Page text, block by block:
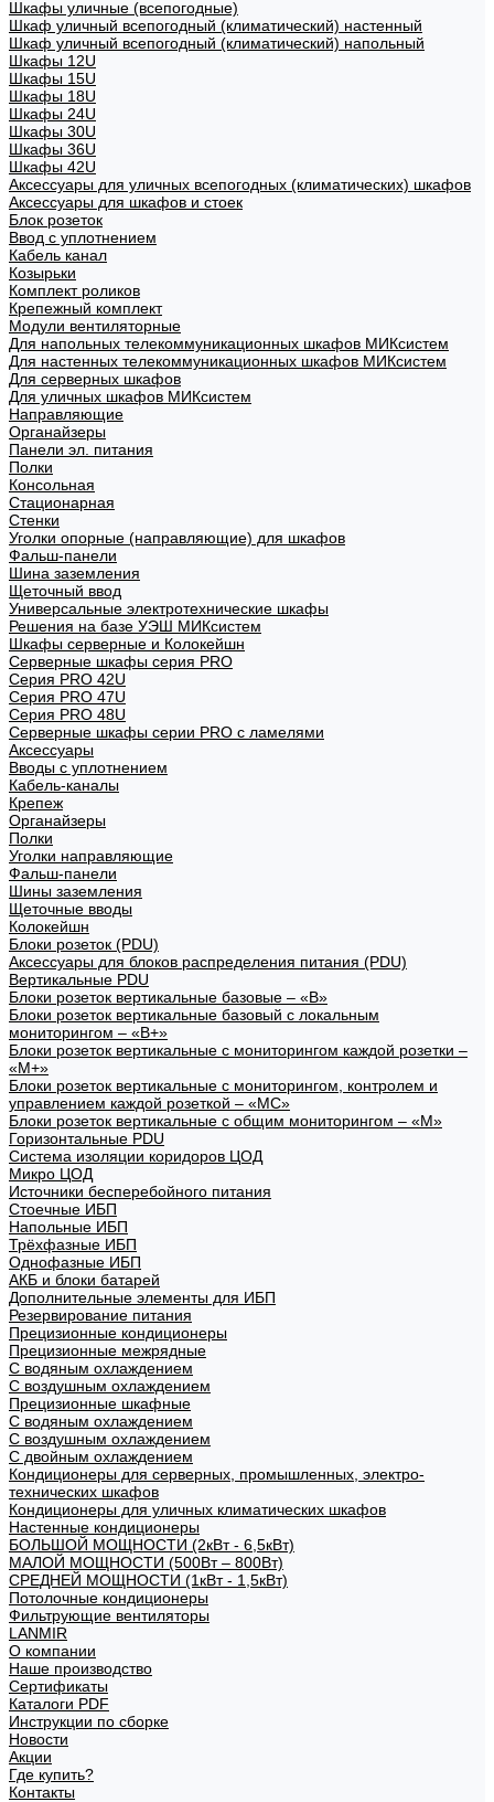
Шкафы уличные (всепогодные)
Шкаф уличный всепогодный (климатический) настенный
Шкаф уличный всепогодный (климатический) напольный
Шкафы 12U
Шкафы 15U
Шкафы 18U
Шкафы 24U
Шкафы 30U
Шкафы 36U
Шкафы 42U
Аксессуары для уличных всепогодных (климатических) шкафов
Аксессуары для шкафов и стоек
Блок розеток
Ввод с уплотнением
Кабель канал
Козырьки
Комплект роликов
Крепежный комплект
Модули вентиляторные
Для напольных телекоммуникационных шкафов МИКсистем
Для настенных телекоммуникационных шкафов МИКсистем
Для серверных шкафов
Для уличных шкафов МИКсистем
Направляющие
Органайзеры
Панели эл. питания
Полки
Консольная
Стационарная
Стенки
Уголки опорные (направляющие) для шкафов
Фальш-панели
Шина заземления
Щеточный ввод
Универсальные электротехнические шкафы
Решения на базе УЭШ МИКсистем
Шкафы серверные и Колокейшн
Серверные шкафы серия PRO
Серия PRO 42U
Серия PRO 47U
Серия PRO 48U
Серверные шкафы серии PRO с ламелями
Аксессуары
Вводы с уплотнением
Кабель-каналы
Крепеж
Органайзеры
Полки
Уголки направляющие
Фальш-панели
Шины заземления
Щеточные вводы
Колокейшн
Блоки розеток (PDU)
Аксессуары для блоков распределения питания (PDU)
Вертикальные PDU
Блоки розеток вертикальные базовые – «В»
Блоки розеток вертикальные базовый с локальным
мониторингом – «В+»
Блоки розеток вертикальные с мониторингом каждой розетки –
«М+»
Блоки розеток вертикальные с мониторингом, контролем и
управлением каждой розеткой – «МС»
Блоки розеток вертикальные с общим мониторингом – «М»
Горизонтальные PDU
Система изоляции коридоров ЦОД
Микро ЦОД
Источники бесперебойного питания
Стоечные ИБП
Напольные ИБП
Трёхфазные ИБП
Однофазные ИБП
АКБ и блоки батарей
Дополнительные элементы для ИБП
Резервирование питания
Прецизионные кондиционеры
Прецизионные межрядные
С водяным охлаждением
С воздушным охлаждением
Прецизионные шкафные
С водяным охлаждением
С воздушным охлаждением
С двойным охлаждением
Кондиционеры для серверных, промышленных, электро-
технических шкафов
Кондиционеры для уличных климатических шкафов
Настенные кондиционеры
БОЛЬШОЙ МОЩНОСТИ (2кВт - 6,5кВт)
МАЛОЙ МОЩНОСТИ (500Вт – 800Вт)
СРЕДНЕЙ МОЩНОСТИ (1кВт - 1,5кВт)
Потолочные кондиционеры
Фильтрующие вентиляторы
LANMIR
О компании
Наше производство
Сертификаты
Каталоги PDF
Инструкции по сборке
Новости
Акции
Где купить?
Контакты